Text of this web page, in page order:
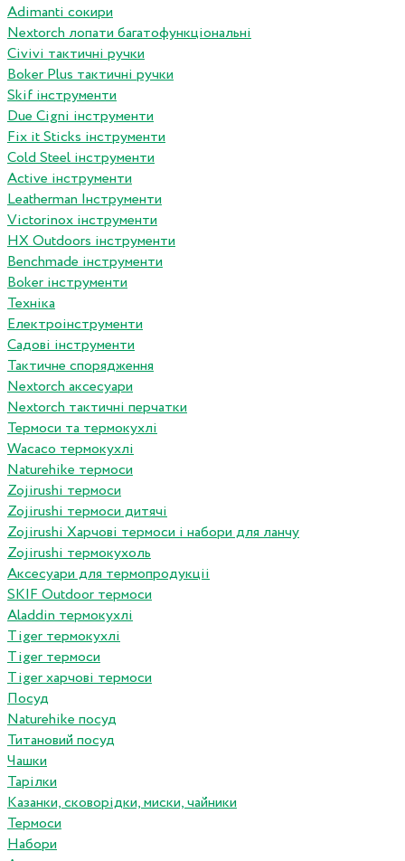
Adimanti сокири
Nextorch лопати багатофункціональні
Сivivi тактичні ручки
Boker Plus тактичні ручки
Skif інструменти
Due Cigni інструменти
Fix it Sticks інструменти
Сold Steel інструменти
Active інструменти
Leatherman Інструменти
Victorinox інструменти
HX Outdoors інструменти
Benchmade інструменти
Boker інструменти
Техніка
Електроінструменти
Садові інструменти
Тактичне спорядження
Nextorch аксесуари
Nextorch тактичні перчатки
Термоси та термокухлі
Wacaco термокухлі
Naturehike термоси
Zojirushi термоси
Zojirushi термоси дитячі
Zojirushi Харчові термоси і набори для ланчу
Zojirushi термокухоль
Аксесуари для термопродукціі
SKIF Outdoor термоси
Aladdin термокухлі
Tiger термокухлі
Tiger термоси
Tiger харчові термоси
Посуд
Naturehike посуд
Титановий посуд
Чашки
Тарілки
Казанки, сковорідки, миски, чайники
Термоси
Набори